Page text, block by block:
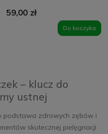
White
59,00 zł
Do koszyka
– klucz do
ustnej
podstawa zdrowych zębów i
skutecznej pielęgnacji